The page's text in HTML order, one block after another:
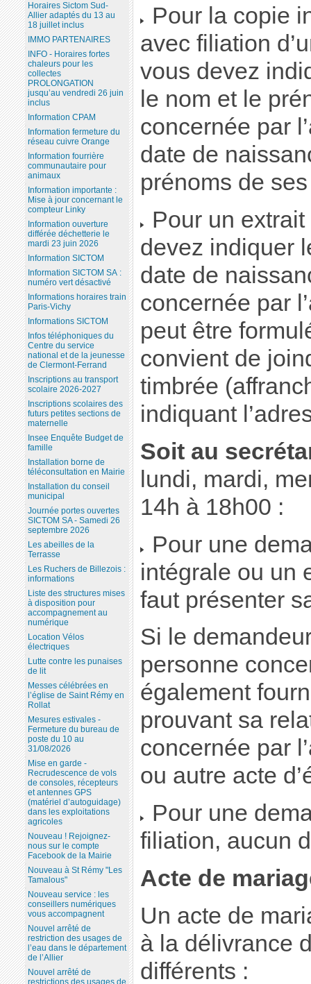
Pour la copie
avec filiation
vous devez
le nom et le
concernée par
date de
prénoms de
Pour un
devez indiquer
date de
concernée par
peut être
convient de
timbrée
indiquant
Soit au
lundi, mardi,
14h à 18h00 :
Pour une
intégrale ou un
faut présenter
Si le
personne
également
prouvant sa
concernée par
ou autre acte
Pour une
filiation, aucun
Acte de
Un acte de
à la délivrance
différents :
Horaires Sictom Sud-
Allier adaptés du 13 au
18 juillet inclus
IMMO PARTENAIRES
INFO - Horaires fortes
chaleurs pour les
collectes
PROLONGATION
jusqu’au vendredi 26 juin
inclus
Information CPAM
Information fermeture du
réseau cuivre Orange
Information fourrière
communautaire pour
animaux
Information importante :
Mise à jour concernant le
compteur Linky
Information ouverture
différée déchetterie le
mardi 23 juin 2026
Information SICTOM
Information SICTOM SA :
numéro vert désactivé
Informations horaires train
Paris-Vichy
Informations SICTOM
Infos téléphoniques du
Centre du service
national et de la jeunesse
de Clermont-Ferrand
Inscriptions au transport
scolaire 2026-2027
Inscriptions scolaires des
futurs petites sections de
maternelle
Insee Enquête Budget de
famille
Installation borne de
téléconsultation en Mairie
Installation du conseil
municipal
Journée portes ouvertes
SICTOM SA - Samedi 26
septembre 2026
Les abeilles de la
Terrasse
Les Ruchers de Billezois :
informations
Liste des structures mises
à disposition pour
accompagnement au
numérique
Location Vélos
électriques
Lutte contre les punaises
de lit
Messes célébrées en
l’église de Saint Rémy en
Rollat
Mesures estivales -
Fermeture du bureau de
poste du 10 au
31/08/2026
Mise en garde -
Recrudescence de vols
de consoles, récepteurs
et antennes GPS
(matériel d’autoguidage)
dans les exploitations
agricoles
Nouveau ! Rejoignez-
nous sur le compte
Facebook de la Mairie
Nouveau à St Rémy "Les
Tamalous"
Nouveau service : les
conseillers numériques
vous accompagnent
Nouvel arrêté de
restriction des usages de
l’eau dans le département
de l’Allier
Nouvel arrêté de